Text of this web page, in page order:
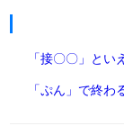
「接〇〇」とい
「ぷん」で終わ